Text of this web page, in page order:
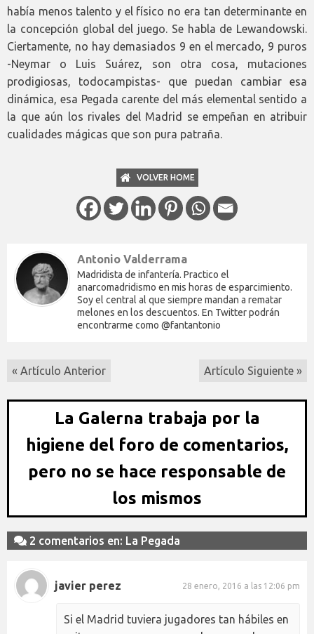
había menos talento y el físico no era tan determinante en
la concepción global del juego. Se habla de Lewandowski.
Ciertamente, no hay demasiados 9 en el mercado, 9 puros
-Neymar o Luis Suárez, son otra cosa, mutaciones
prodigiosas, todocampistas- que puedan cambiar esa
dinámica, esa Pegada carente del más elemental sentido a
la que aún los rivales del Madrid se empeñan en atribuir
cualidades mágicas que son pura patraña.
VOLVER HOME
Antonio Valderrama
Madridista de infantería. Practico el
anarcomadridismo en mis horas de esparcimiento.
Soy el central al que siempre mandan a rematar
melones en los descuentos. En Twitter podrán
encontrarme como @fantantonio
« Artículo Anterior Artículo Siguiente »
La Galerna trabaja por la
higiene del foro de comentarios,
pero no se hace responsable de
los mismos
2 comentarios en: La Pegada
javier perez 28 enero, 2016 a las 12:06 pm
Si el Madrid tuviera jugadores tan hábiles en